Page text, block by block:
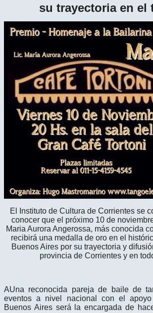
su trayectoria en el
El Instituto de Cultura de Corrientes se
conocer que el próximo 10 de
Maria Aurora Angerossa, más conocida
recibirá una medalla de oro en el
Buenos Aires por su trayectoria y
provincia de Corrientes y en
AUna reconocida pareja de baile de
eventos a nivel nacional con el
Buenos Aires será la encargada de